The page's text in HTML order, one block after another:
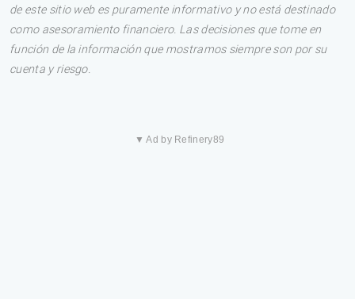
de este sitio web es puramente informativo y no está destinado
como asesoramiento financiero. Las decisiones que tome en
función de la información que mostramos siempre son por su
cuenta y riesgo.
▼ Ad by Refinery89